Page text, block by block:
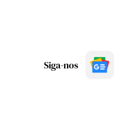
Siga-nos